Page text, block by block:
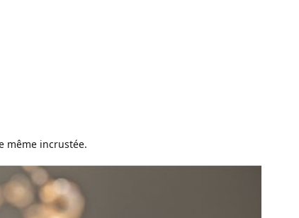
même incrustée.